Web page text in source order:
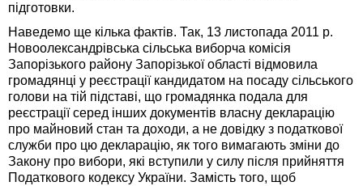
підготовки.
Наведемо ще кілька фактів. Так, 13 листопада 2011 р.
Новоолександрівська сільська виборча комісія
Запорізького району Запорізької області відмовила
громадянці у реєстрації кандидатом на посаду сільського
голови на тій підставі, що громадянка подала для
реєстрації серед інших документів власну декларацію
про майновий стан та доходи, а не довідку з податкової
служби про цю декларацію, як того вимагають зміни до
Закону про вибори, які вступили у силу після прийняття
Податкового кодексу України. Замість того, щоб